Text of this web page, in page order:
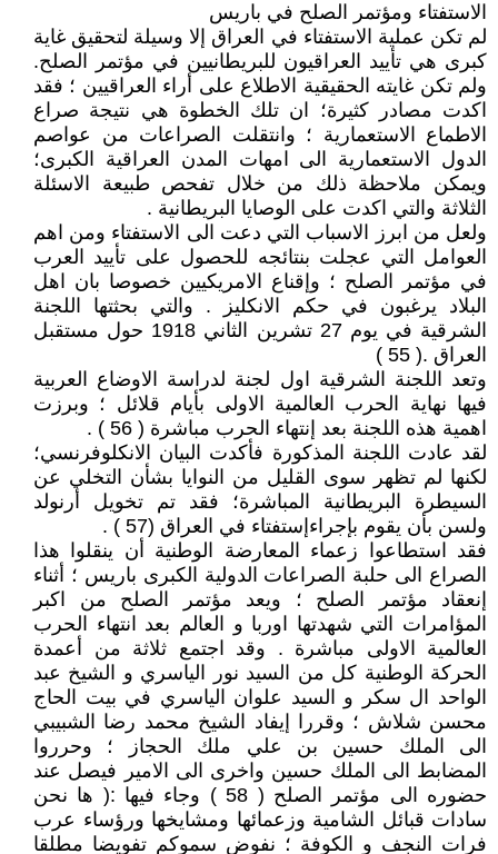
الاستفتاء ومؤتمر الصلح في باريس
لم تكن عملية الاستفتاء في العراق إلا وسيلة لتحقيق غاية
كبرى هي تأييد العراقيون للبريطانيين في مؤتمر الصلح.
ولم تكن غايته الحقيقية الاطلاع على أراء العراقيين ؛ فقد
اكدت مصادر كثيرة؛ ان تلك الخطوة هي نتيجة صراع
الاطماع الاستعمارية ؛ وانتقلت الصراعات من عواصم
الدول الاستعمارية الى امهات المدن العراقية الكبرى؛
ويمكن ملاحظة ذلك من خلال تفحص طبيعة الاسئلة
الثلاثة والتي اكدت على الوصايا البريطانية .
ولعل من ابرز الاسباب التي دعت الى الاستفتاء ومن اهم
العوامل التي عجلت بنتائجه للحصول على تأييد العرب
في مؤتمر الصلح ؛ وإقناع الامريكيين خصوصا بان اهل
البلاد يرغبون في حكم الانكليز . والتي بحثتها اللجنة
الشرقية في يوم 27 تشرين الثاني 1918 حول مستقبل
العراق .( 55 )
وتعد اللجنة الشرقية اول لجنة لدراسة الاوضاع العربية
فيها نهاية الحرب العالمية الاولى بأيام قلائل ؛ وبرزت
اهمية هذه اللجنة بعد إنتهاء الحرب مباشرة ( 56 ) .
لقد عادت اللجنة المذكورة فأكدت البيان الانكلوفرنسي؛
لكنها لم تظهر سوى القليل من النوايا بشأن التخلي عن
السيطرة البريطانية المباشرة؛ فقد تم تخويل أرنولد
ولسن بأن يقوم بإجراءإستفتاء في العراق (57 ) .
فقد استطاعوا زعماء المعارضة الوطنية أن ينقلوا هذا
الصراع الى حلبة الصراعات الدولية الكبرى باريس ؛ أثناء
إنعقاد مؤتمر الصلح ؛ ويعد مؤتمر الصلح من اكبر
المؤامرات التي شهدتها اوربا و العالم بعد انتهاء الحرب
العالمية الاولى مباشرة . وقد اجتمع ثلاثة من أعمدة
الحركة الوطنية كل من السيد نور الياسري و الشيخ عبد
الواحد ال سكر و السيد علوان الياسري في بيت الحاج
محسن شلاش ؛ وقررا إيفاد الشيخ محمد رضا الشبيبي
الى الملك حسين بن علي ملك الحجاز ؛ وحرروا
المضابط الى الملك حسين واخرى الى الامير فيصل عند
حضوره الى مؤتمر الصلح ( 58 ) وجاء فيها :( ها نحن
سادات قبائل الشامية وزعمائها ومشايخها ورؤساء عرب
فرات النجف و الكوفة ؛ نفوض سموكم تفويضا مطلقا